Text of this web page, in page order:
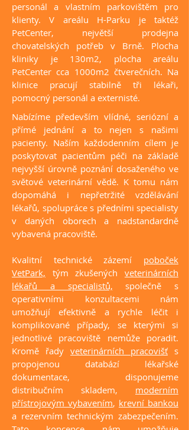
personál a vlastním parkovištěm pro
klienty. V areálu H-Parku je taktéž
PetCenter, největší prodejna
chovatelských potřeb v Brně. Plocha
kliniky je 130m2, plocha areálu
PetCenter cca 1000m2 čtverečních. Na
klinice pracují stabilně tři lékaři,
pomocný personál a externisté.
Nabízíme především vlídné, seriózní a
přímé jednání a to nejen s našimi
pacienty. Naším každodenním cílem je
poskytovat pacientům péči na základě
nejvyšší úrovně poznání dosaženého ve
světové veterinární vědě. K tomu nám
dopomáhá i nepřetržité vzdělávání
lékařů, spolupráce s předními specialisty
v daných oborech a nadstandardně
vybavená pracoviště.
Kvalitní technické zázemí poboček
VetPark, tým zkušených veterinárních
lékařů a specialistů, společně s
operativními konzultacemi nám
umožňují efektivně a rychle léčit i
komplikované případy, se kterými si
jednotlivé pracoviště nemůže poradit.
Kromě řady veterinárních pracovišťs
propojenou databází lékařské
dokumentace, disponujeme
distribučním skladem, moderním
přístrojovým vybavením, krevní bankou
a rezervním technickým zabezpečením.